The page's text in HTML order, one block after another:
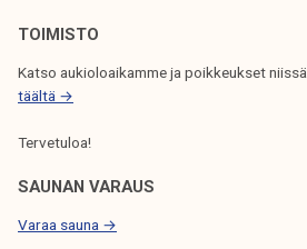
o
t
8
.
.
TOIMISTO
Katso aukioloaikamme ja poikkeukset niissä
täältä →
Tervetuloa!
SAUNAN VARAUS
Varaa sauna →